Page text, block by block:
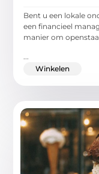
Bent u een lokale
een financieel
manier om
...
Winkelen